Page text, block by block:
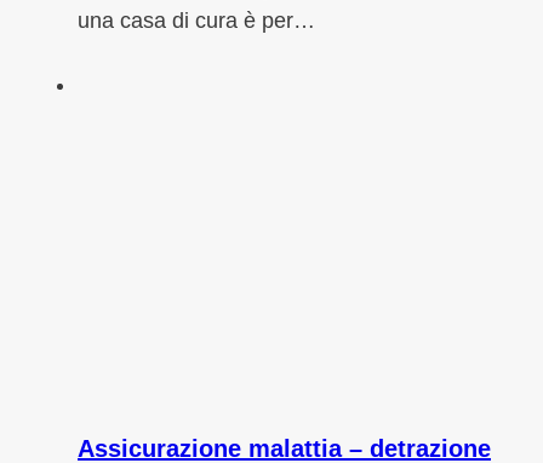
una casa di cura è per…
Assicurazione malattia – detrazione